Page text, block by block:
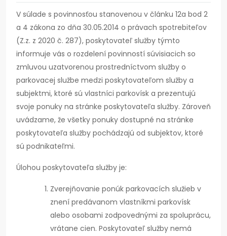
V súlade s povinnosťou stanovenou v článku 12a bod 2
a 4 zákona zo dňa 30.05.2014 o právach spotrebiteľov
(Z.z. z 2020 č. 287), poskytovateľ služby týmto
informuje vás o rozdelení povinností súvisiacich so
zmluvou uzatvorenou prostredníctvom služby o
parkovacej službe medzi poskytovateľom služby a
subjektmi, ktoré sú vlastníci parkovísk a prezentujú
svoje ponuky na stránke poskytovateľa služby. Zároveň
uvádzame, že všetky ponuky dostupné na stránke
poskytovateľa služby pochádzajú od subjektov, ktoré
sú podnikateľmi.
Úlohou poskytovateľa služby je:
Zverejňovanie ponúk parkovacích služieb v
znení predávanom vlastníkmi parkovísk
alebo osobami zodpovednými za spoluprácu,
vrátane cien. Poskytovateľ služby nemá